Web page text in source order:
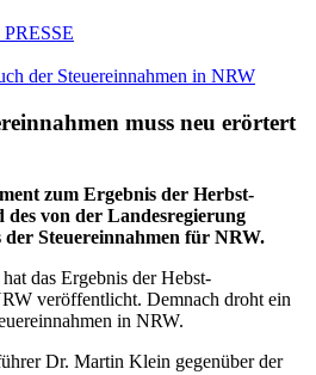
der Steuereinnahmen in NRW
muss neu erörtert
zum Ergebnis der Herbst-
des von der Landesregierung
Steuereinnahmen für NRW.
das Ergebnis der Hebst-
veröffentlicht. Demnach droht ein
in NRW.
Dr. Martin Klein gegenüber der